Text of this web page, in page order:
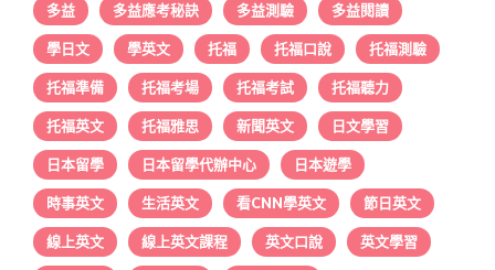
多益 多益應考秘訣 多益測驗 多益閱讀
學日文 學英文 托福 托福口說 托福測驗
托福準備 托福考場 托福考試 托福聽力
托福英文 托福雅思 新聞英文 日文學習
日本留學 日本留學代辦中心 日本遊學
時事英文 生活英文 看CNN學英文 節日英文
線上英文 線上英文課程 英文口說 英文學習